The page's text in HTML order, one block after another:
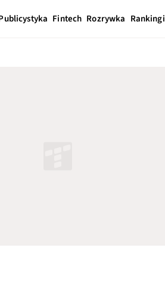
Fintech Rozrywka Rankingi